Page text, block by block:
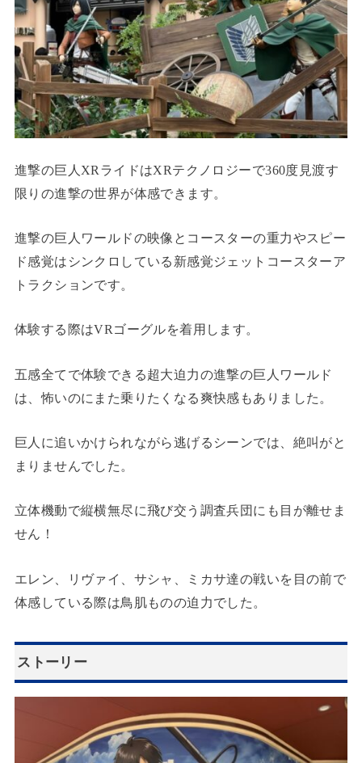
進撃の巨人XRライドはXRテクノロジーで360度見渡す
限りの進撃の世界が体感できます。
進撃の巨人ワールドの映像とコースターの重力やスピー
ド感覚はシンクロしている新感覚ジェットコースターア
トラクションです。
体験する際はVRゴーグルを着用します。
五感全てで体験できる超大迫力の進撃の巨人ワールド
は、怖いのにまた乗りたくなる爽快感もありました。
巨人に追いかけられながら逃げるシーンでは、絶叫がと
まりませんでした。
立体機動で縦横無尽に飛び交う調査兵団にも目が離せま
せん！
エレン、リヴァイ、サシャ、ミカサ達の戦いを目の前で
体感している際は鳥肌ものの迫力でした。
ストーリー